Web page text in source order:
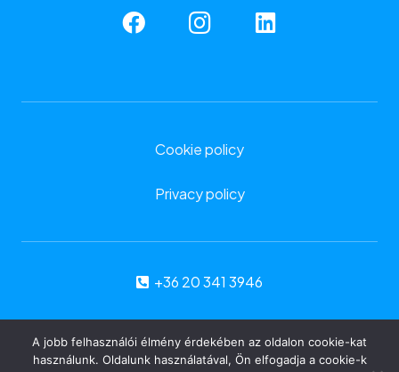
Cookie policy
Privacy policy
+36 20 341 3946
info@artofinfo.eu
A jobb felhasználói élmény érdekében az oldalon cookie-kat
használunk. Oldalunk használatával, Ön elfogadja a cookie-k